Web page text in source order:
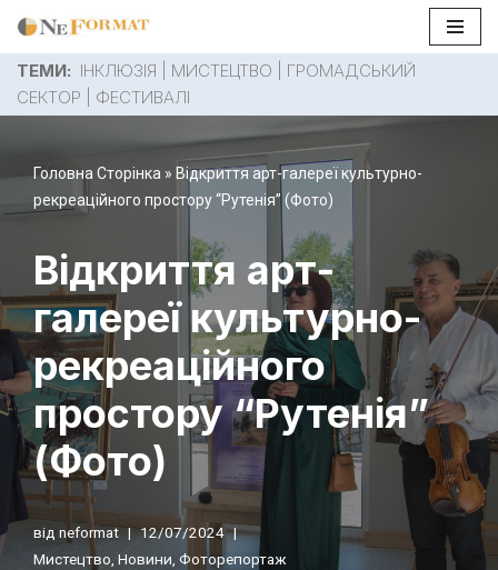
Перейти
до
вмісту
ТЕМИ: ІНКЛЮЗІЯ МИСТЕЦТВО
ГРОМАДСЬКИЙ
СЕКТОР
ФЕСТИВАЛІ
Головна Сторінка » Відкриття арт-галереї культурно-
рекреаційного простору “Рутенія” (Фото)
Відкриття арт-
галереї культурно-
рекреаційного
простору “Рутенія”
(Фото)
від neformat
12/07/2024
Мистецтво, Новини, Фоторепортаж